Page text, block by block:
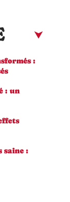
:
: un
saine :